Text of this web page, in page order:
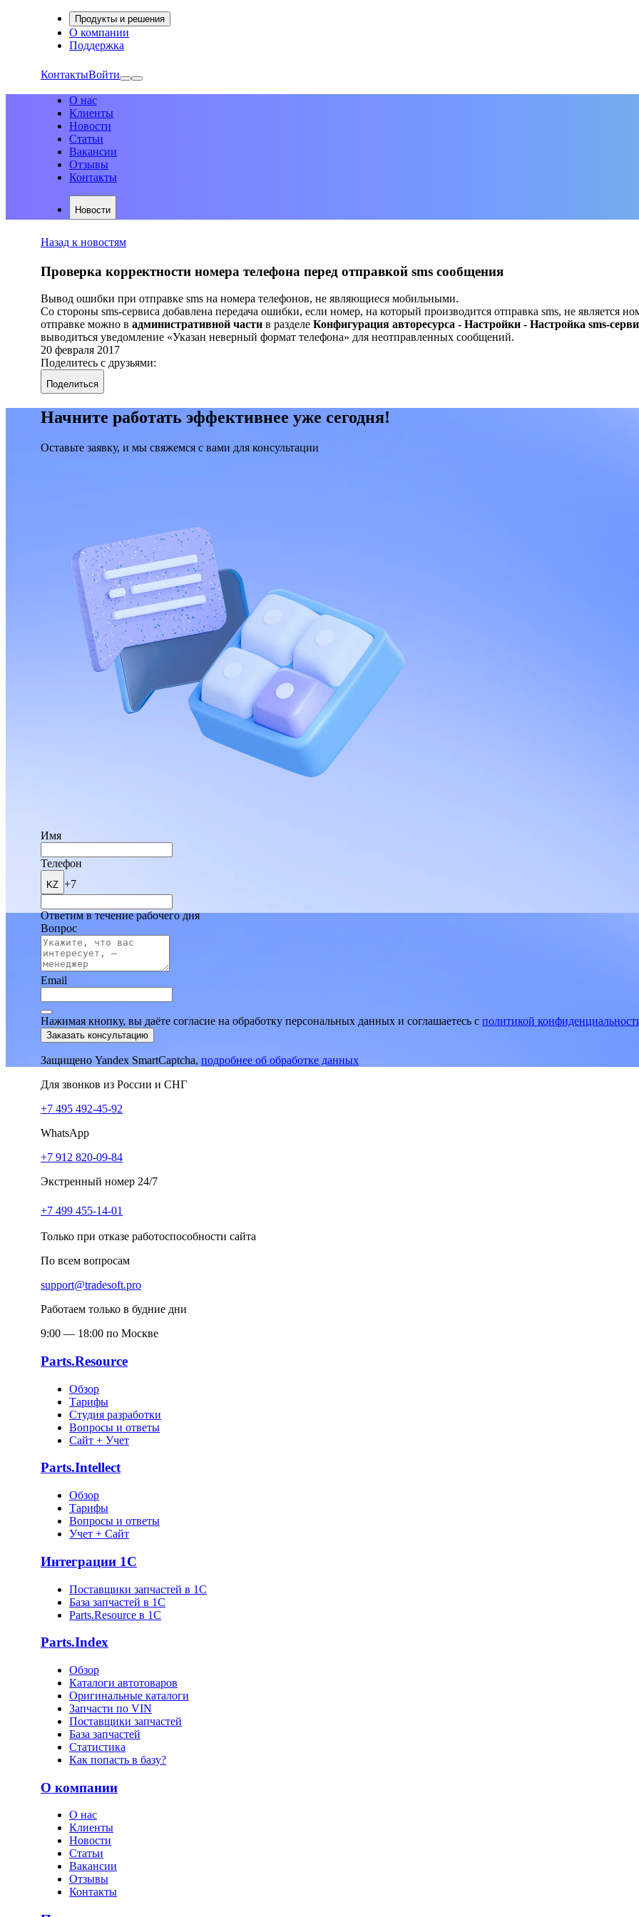
Продукты и решения
О компании
Поддержка
КонтактыВойти
О нас
Клиенты
Новости
Статьи
Вакансии
Отзывы
Контакты
Новости
Назад к новостям
Проверка корректности номера телефона перед отправкой sms сообщения
Вывод ошибки при отправке sms на номера телефонов, не являющиеся мобильными.
Со стороны sms-сервиса добавлена передача ошибки, если номер, на который производится отправка sms, не является
отправке можно в административной части в разделе Конфигурация авторесурса - Настройки - Настройка sms-
выводиться уведомление «Указан неверный формат телефона» для неотправленных сообщений.
20 февраля 2017
Поделитесь с друзьями:
Поделиться
Начните работать эффективнее уже сегодня!
Оставьте заявку, и мы свяжемся с вами для консультации
Имя
Телефон
KZ +7
Ответим в течение рабочего дня
Вопрос
Email
Нажимая кнопку, вы даёте согласие на обработку персональных данных и соглашаетесь c политикой
Заказать консультацию
Защищено Yandex SmartCaptcha, подробнее об обработке данных
Для звонков из России и СНГ
+7 495 492-45-92
WhatsApp
+7 912 820-09-84
Экстренный номер 24/7
+7 499 455-14-01
Только при отказе работоспособности сайта
По всем вопросам
support@tradesoft.pro
Работаем только в будние дни
9:00 — 18:00 по Москве
Parts.Resource
Обзор
Тарифы
Студия разработки
Вопросы и ответы
Сайт + Учет
Parts.Intellect
Обзор
Тарифы
Вопросы и ответы
Учет + Сайт
Интеграции 1С
Поставщики запчастей в 1C
База запчастей в 1С
Parts.Resource в 1C
Parts.Index
Обзор
Каталоги автотоваров
Оригинальные каталоги
Запчасти по VIN
Поставщики запчастей
База запчастей
Статистика
Как попасть в базу?
О компании
О нас
Клиенты
Новости
Статьи
Вакансии
Отзывы
Контакты